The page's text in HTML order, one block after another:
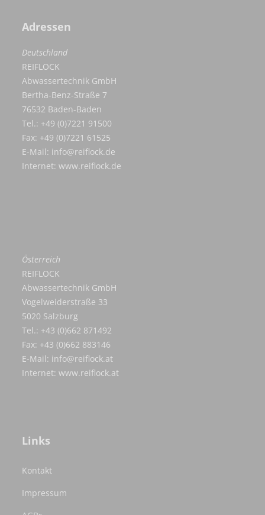
Adressen
Deutschland
REIFLOCK
Abwassertechnik GmbH
Bertha-Benz-Straße 7
76532 Baden-Baden
Tel.: +49 (0)7221 91500
Fax: +49 (0)7221 61525
E-Mail: info@reiflock.de
Internet:www.reiflock.de
Österreich
REIFLOCK
Abwassertechnik GmbH
Vogelweiderstraße 33
5020 Salzburg
Tel.: +43 (0)662 871492
Fax: +43 (0)662 883146
E-Mail: info@reiflock.at
Internet:www.reiflock.at
Links
Kontakt
Impressum